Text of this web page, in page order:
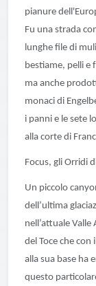
pianure
Fu una strada
lunghe file di
bestiame, pelli e
ma anche
monaci di
i panni e le sete
alla corte di
Focus, gli Orridi
Un piccolo
dell’ultima
nell’attuale
del Toce che
alla sua base ha
questo